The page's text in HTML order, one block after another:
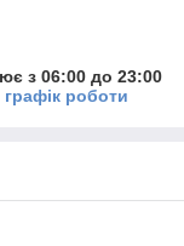
з 06:00 до 23:00
роботи